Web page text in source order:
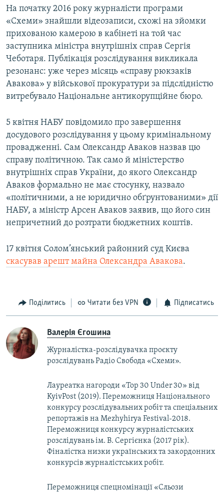
На початку 2016 року журналісти програми
«Схеми» знайшли відеозаписи, схожі на зйомки
прихованою камерою в кабінеті на той час
заступника міністра внутрішніх справ Сергія
Чеботаря. Публікація розслідування викликала
резонанс: уже через місяць «справу рюкзаків
Авакова» у військової прокуратури за підслідністю
витребувало Національне антикорупційне бюро.
5 квітня НАБУ повідомило про завершення
досудового розслідування у цьому кримінальному
провадженні. Сам Олександр Аваков назвав цю
справу політичною. Так само й міністерство
внутрішніх справ України, до якого Олександр
Аваков формально не має стосунку, назвало
«політичними, а не юридично обґрунтованими» дії
НАБУ, а міністр Арсен Аваков заявив, що його син
непричетний до розтрати бюджетних коштів.
17 квітня Солом’янський районний суд Києва
скасував арешт майна Олександра Авакова.
Поділитись Читати без VPN Підписатись
Валерія Єгошина
Журналістка-розслідувачка проєкту
розслідувань Радіо Свобода «Схеми».
Лауреатка нагороди «Top 30 Under 30» від
KyivPost (2019). Переможниця Національного
конкурсу розслідувальних робіт та спеціальних
репортажів на Mezhyhirya Festival-2018.
Переможниця конкурсу журналістських
розслідувань ім. В. Сергієнка (2017 рік).
Фіналістка низки українських та закордонних
конкурсів журналістських робіт.
Переможниця спецномінації «Cльози